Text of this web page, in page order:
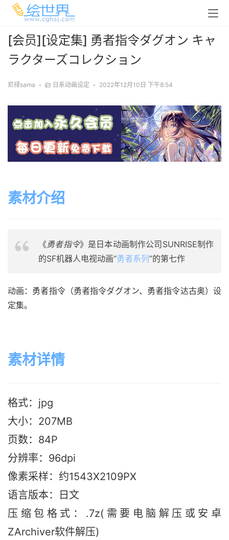
[会员][设定集] 勇者指令ダグオン キャ
ラクターズコレクション
尼禄sama • 日系动画设定 • 2022年12月10日 下午8:54
素材介绍
《勇者指令》是日本动画制作公司SUNRISE制作
的SF机器人电视动画“勇者系列 ”的第七作
动画：勇者指令（勇者指令ダグオン、勇者指令达古奥）设
定集。
素材详情
格式：jpg
大小：207MB
页数：84P
分辨率：96dpi
像素采样：约1543X2109PX
语言版本：日文
压缩包格式：.7z(需要电脑解压或安卓
ZArchiver软件解压)